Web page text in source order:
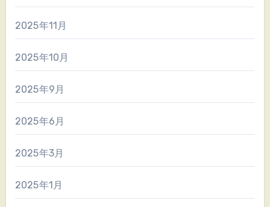
2025年11月
2025年10月
2025年9月
2025年6月
2025年3月
2025年1月